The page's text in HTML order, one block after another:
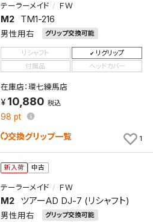
テーラーメイド ＦＷ
M2 TM1-216
男性用右 グリップ交換可能
リシャフト
リグリップ
付属品
ヘッドカバー
在庫店：環七練馬店
10,880 税込
98 pt
交換グリップ一覧 1
新入荷 中古
テーラーメイド ＦＷ
M2 ツアーAD DJ-7 (リシャフト)
男性用右 グリップ交換可能